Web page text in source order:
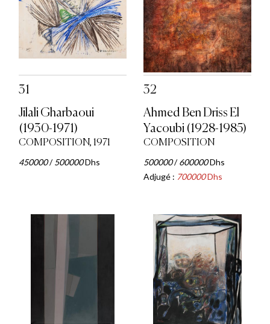
31
Jilali Gharbaoui
(1930-1971)
COMPOSITION, 1971
450000/500000Dhs
32
Ahmed Ben Driss El
Yacoubi (1928-1985)
COMPOSITION
500000/600000Dhs
Adjugé : 700000Dhs